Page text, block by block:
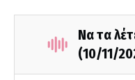
Να τα
(10/11/